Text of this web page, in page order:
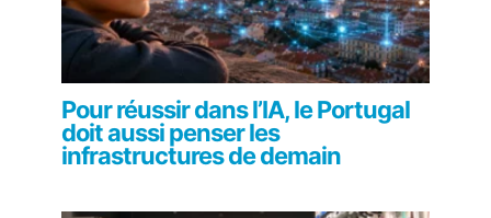
Pour réussir dans l’IA, le Portugal
doit aussi penser les
infrastructures de demain